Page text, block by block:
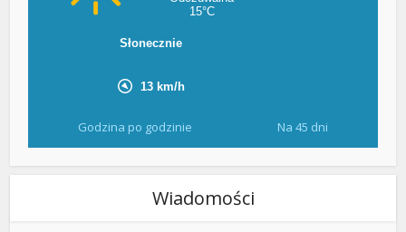
Godzina po godzinie Na 45 dni
Wiadomości